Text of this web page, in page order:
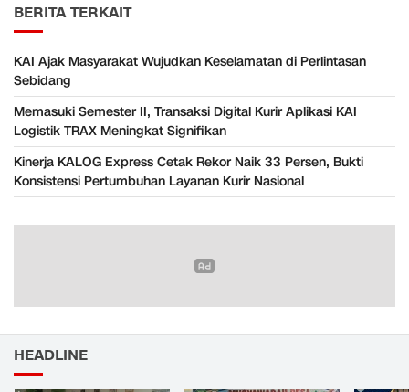
BERITA TERKAIT
KAI Ajak Masyarakat Wujudkan Keselamatan di Perlintasan
Sebidang
Memasuki Semester II, Transaksi Digital Kurir Aplikasi KAI
Logistik TRAX Meningkat Signifikan
Kinerja KALOG Express Cetak Rekor Naik 33 Persen, Bukti
Konsistensi Pertumbuhan Layanan Kurir Nasional
HEADLINE